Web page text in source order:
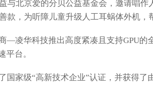
北京爱的分贝公益基金会，邀请唱作
款，为听障儿童升级人工耳蜗体外机
华科技推出高度紧凑且支持GPU的
平台。
家级“高新技术企业”认证，并获得了